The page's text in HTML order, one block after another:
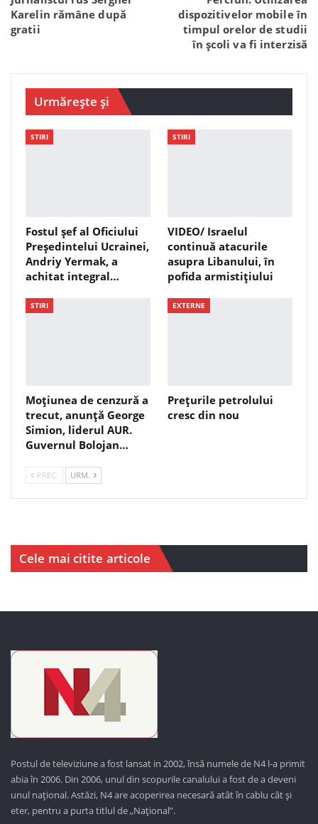
Karelin rămâne după
gratii
dispozitivelor mobile în
timpul orelor de studii
în școli va fi interzisă
Urmărește și
STIRI
Fostul șef al Oficiului
Președintelui Ucrainei,
Andriy Yermak, a
achitat integral…
STIRI
VIDEO/ Israelul
continuă atacurile
asupra Libanului, în
pofida armistițiului
STIRI
Moțiunea de cenzură a
trecut, anunță George
Simion, liderul AUR.
Guvernul Bolojan…
EXTERNE
Prețurile petrolului
cresc din nou
PREC. URM.
Cele mai citite articole
Postul de televiziune a fost lansat in 2002, însă numele de N4 l-a primit
abia în 2006. Din 2006, unul din scopurile canalului a fost de a deveni
unul național. Astăzi, N4 are acoperirea necesară atât în cablu cât și
eter, pentru a purta titlul de „Național”.